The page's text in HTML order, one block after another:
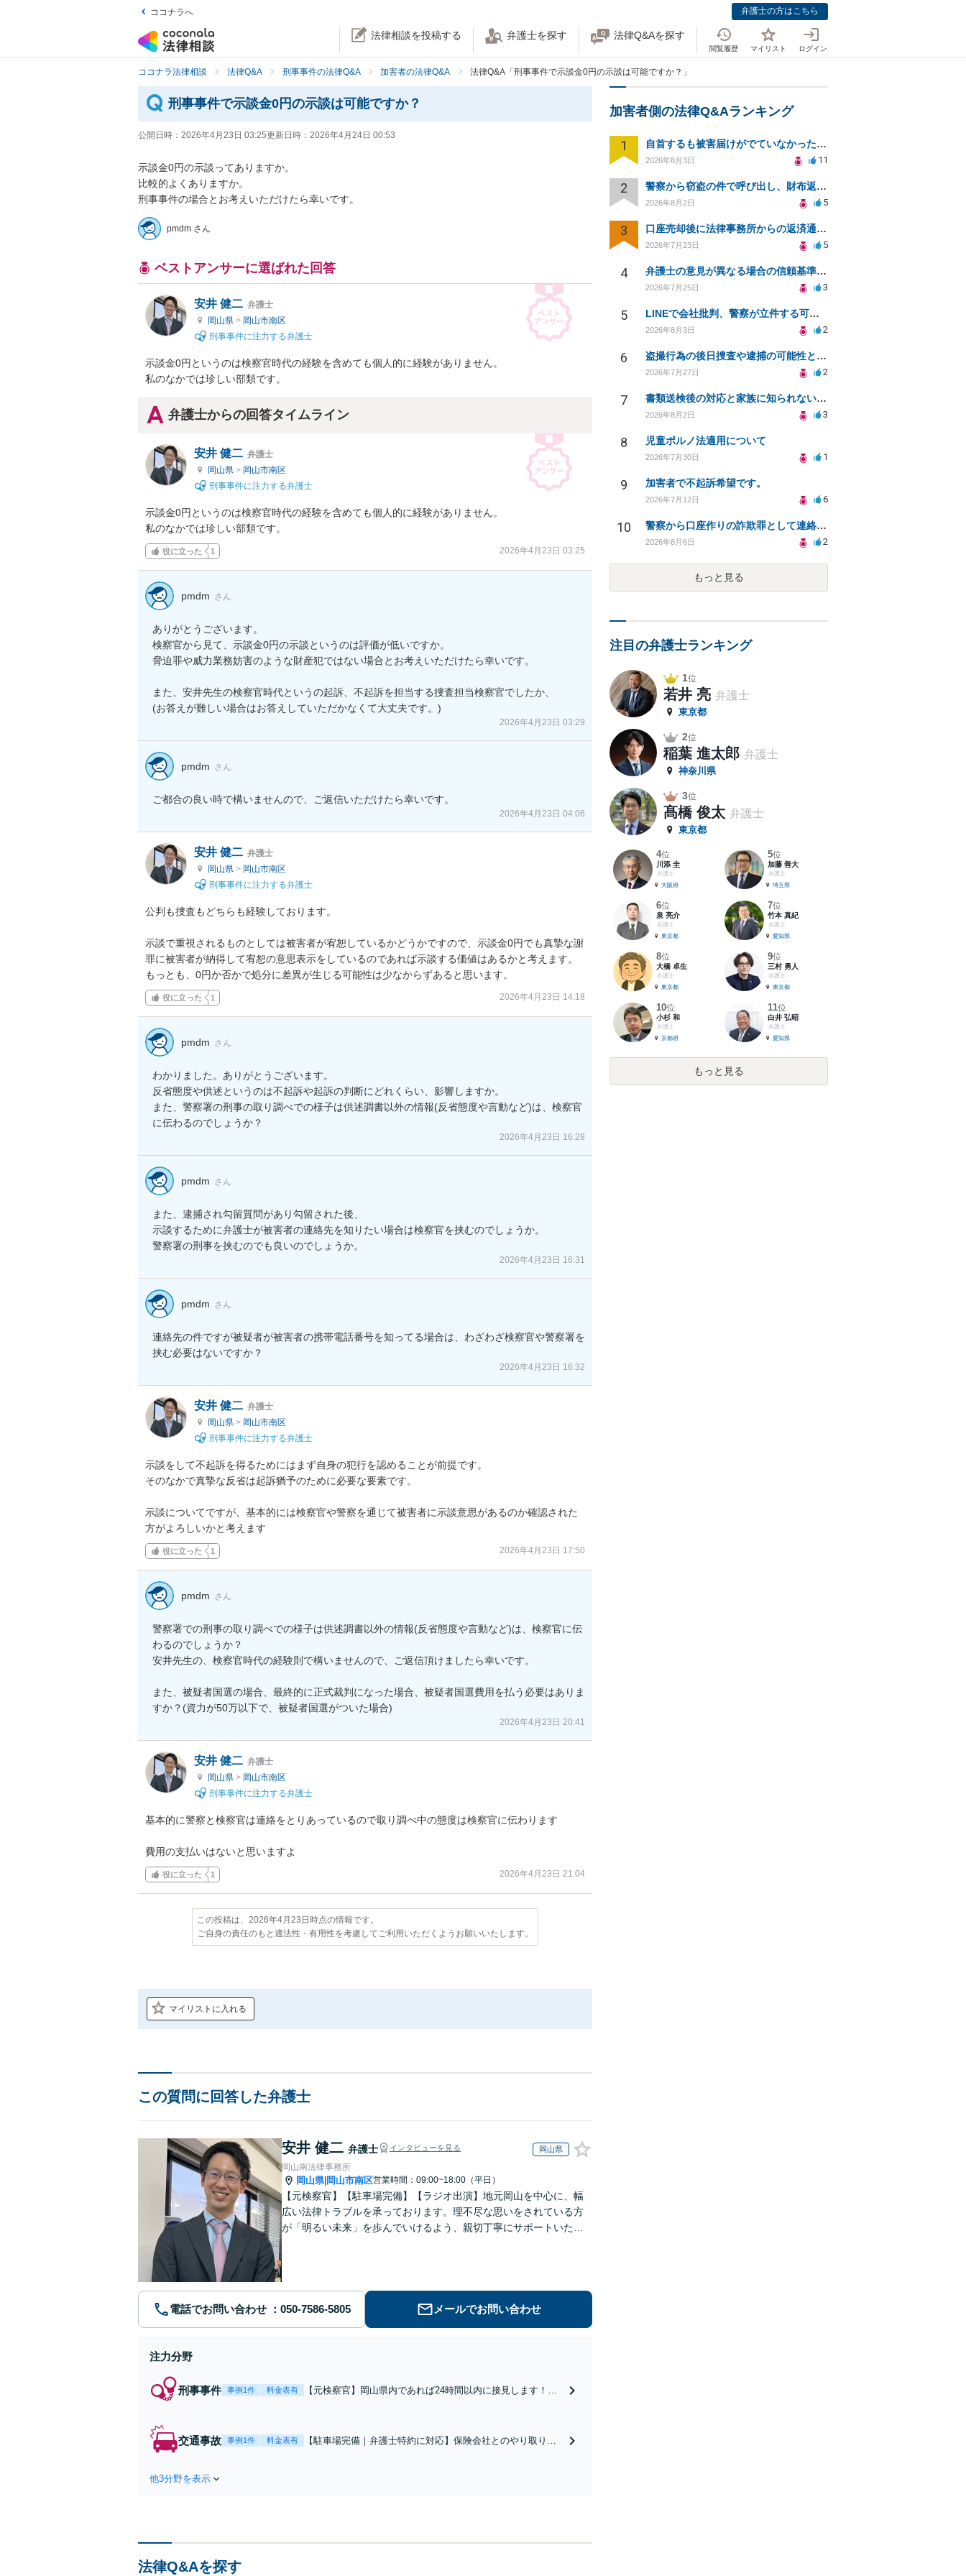
ココナラへ 弁護士の方はこちら
法律相談を投稿する 弁護士を探す 法律Q&Aを探す
閲覧履歴 マイリスト ログイン
ココナラ法律相談 法律Q&A 刑事事件の法律Q&A 加害者の法律Q&A 法律Q&A「刑事事件で示談金0円の示談は可能ですか？」
刑事事件で示談金0円の示談は可能ですか？
公開日時： 2026年4月23日 03:25更新日時： 2026年4月24日 00:53
示談金0円の示談ってありますか。
比較的よくありますか。
刑事事件の場合とお考えいただけたら幸いです。
pmdm さん
ベストアンサーに選ばれた回答
安井 健二 弁護士
岡山県 > 岡山市南区
刑事事件に注力する弁護士
示談金0円というのは検察官時代の経験を含めても個人的に経験がありません。
私のなかでは珍しい部類です。
弁護士からの回答タイムライン
安井 健二 弁護士
岡山県 > 岡山市南区
刑事事件に注力する弁護士
示談金0円というのは検察官時代の経験を含めても個人的に経験がありません。
私のなかでは珍しい部類です。
役に立った 1 2026年4月23日 03:25
pmdm さん
ありがとうございます。
検察官から見て、示談金0円の示談というのは評価が低いですか。
脅迫罪や威力業務妨害のような財産犯ではない場合とお考えいただけたら幸いです。
また、安井先生の検察官時代というの起訴、不起訴を担当する捜査担当検察官でしたか、
(お答えが難しい場合はお答えしていただかなくて大丈夫です。)
2026年4月23日 03:29
pmdm さん
ご都合の良い時で構いませんので、ご返信いただけたら幸いです。
2026年4月23日 04:06
安井 健二 弁護士
岡山県 > 岡山市南区
刑事事件に注力する弁護士
公判も捜査もどちらも経験しております。
示談で重視されるものとしては被害者が宥恕しているかどうかですので、示談金0円でも真摯な謝
罪に被害者が納得して宥恕の意思表示をしているのであれば示談する価値はあるかと考えます。
もっとも、0円か否かで処分に差異が生じる可能性は少なからずあると思います。
役に立った 1 2026年4月23日 14:18
pmdm さん
わかりました。ありがとうございます。
反省態度や供述というのは不起訴や起訴の判断にどれくらい、影響しますか。
また、警察署の刑事の取り調べでの様子は供述調書以外の情報(反省態度や言動など)は、検察官
に伝わるのでしょうか？
2026年4月23日 16:28
pmdm さん
また、逮捕され勾留質問があり勾留された後、
示談するために弁護士が被害者の連絡先を知りたい場合は検察官を挟むのでしょうか。
警察署の刑事を挟むのでも良いのでしょうか。
2026年4月23日 16:31
pmdm さん
連絡先の件ですが被疑者が被害者の携帯電話番号を知ってる場合は、わざわざ検察官や警察署を
挟む必要はないですか？
2026年4月23日 16:32
安井 健二 弁護士
岡山県 > 岡山市南区
刑事事件に注力する弁護士
示談をして不起訴を得るためにはまず自身の犯行を認めることが前提です。
そのなかで真摯な反省は起訴猶予のために必要な要素です。
示談についてですが、基本的には検察官や警察を通じて被害者に示談意思があるのか確認された
方がよろしいかと考えます
役に立った 1 2026年4月23日 17:50
pmdm さん
警察署での刑事の取り調べでの様子は供述調書以外の情報(反省態度や言動など)は、検察官に伝
わるのでしょうか？
安井先生の、検察官時代の経験則で構いませんので、ご返信頂けましたら幸いです。
また、被疑者国選の場合、最終的に正式裁判になった場合、被疑者国選費用を払う必要はありま
すか？(資力が50万以下で、被疑者国選がついた場合)
2026年4月23日 20:41
安井 健二 弁護士
岡山県 > 岡山市南区
刑事事件に注力する弁護士
基本的に警察と検察官は連絡をとりあっているので取り調べ中の態度は検察官に伝わります
費用の支払いはないと思いますよ
役に立った 1 2026年4月23日 21:04
この投稿は、2026年4月23日時点の情報です。
ご自身の責任のもと適法性・有用性を考慮してご利用いただくようお願いいたします。
マイリストに入れる
この質問に回答した弁護士
安井 健二 弁護士 インタビューを見る 岡山県
岡山南法律事務所
岡山県| 岡山市南区営業時間：09:00~18:00（平日）
【元検察官】【駐車場完備】【ラジオ出演】地元岡山を中心に、幅
広い法律トラブルを承っております。理不尽な思いをされている方
が「明るい未来」を歩んでいけるよう、親切丁寧にサポートいたし
電話でお問い合わせ メールでお問い合わせ
注力分野
刑事事件 事例1件 料金表有
【元検察官】岡山県内であれば24時間以内に接見します！捜
｜駐車場完備】
交通事故 事例1件 料金表有
【駐車場完備｜弁護士特約に対応】保険会社とのやり取り、
他3分野を表示
法律Q&Aを探す
加害者側の法律Q&Aランキング
1 自首するも被害届けがでていなかった場合
2026年8月3日 11
2 警察から窃盗の件で呼び出し、財布返却で自首すべきか？
2026年8月2日 5
3 口座売却後に法律事務所からの返済通知、どう対処すべきか？
2026年7月23日 5
4 弁護士の意見が異なる場合の信頼基準について教えてください
2026年7月25日 3
5 LINEで会社批判、警察が立件する可能性は？
2026年8月3日 2
6 盗撮行為の後日捜査や逮捕の可能性と初動対応について
2026年7月27日 2
7 書類送検後の対応と家族に知られないための手続きについて相談
2026年8月2日 3
8 児童ポルノ法適用について
2026年7月30日 1
9 加害者で不起訴希望です。
2026年7月12日 6
10 警察から口座作りの詐欺罪として連絡が来ました。
2026年8月6日 2
もっと見る
注目の弁護士ランキング
1位
若井 亮 弁護士
東京都
2位
稲葉 進太郎 弁護士
神奈川県
3位
髙橋 俊太 弁護士
東京都
4位
川添 圭
弁護士
大阪府
5位
加藤 善大
弁護士
埼玉県
6位
泉 亮介
弁護士
東京都
7位
竹本 真紀
弁護士
愛知県
8位
大橋 卓生
弁護士
東京都
9位
三村 勇人
弁護士
東京都
10位
小杉 和
弁護士
京都府
11位
白井 弘昭
弁護士
愛知県
もっと見る